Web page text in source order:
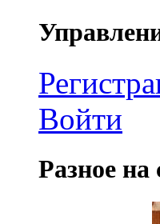
Войти
Разное на